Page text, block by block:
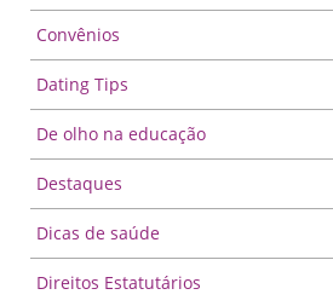
Convênios
Dating Tips
De olho na educação
Destaques
Dicas de saúde
Direitos Estatutários